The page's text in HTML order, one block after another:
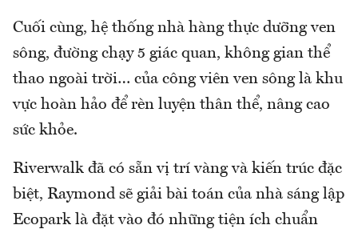
Cuối cùng, hệ thống nhà hàng thực dưỡng ven
sông, đường chạy 5 giác quan, không gian thể
thao ngoài trời… của công viên ven sông là khu
vực hoàn hảo để rèn luyện thân thể, nâng cao
sức khỏe.
Riverwalk đã có sẵn vị trí vàng và kiến trúc đặc
biệt, Raymond sẽ giải bài toán của nhà sáng lập
Ecopark là đặt vào đó những tiện ích chuẩn